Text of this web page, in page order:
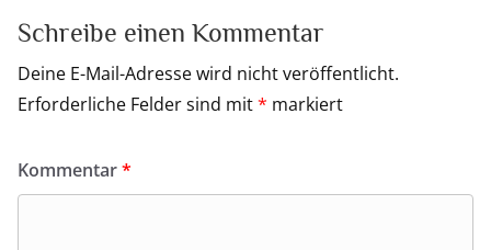
Schreibe einen Kommentar
Deine E-Mail-Adresse wird nicht veröffentlicht.
Erforderliche Felder sind mit* markiert
Kommentar*